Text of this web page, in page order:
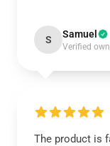
S Samuel
Verified
The product is